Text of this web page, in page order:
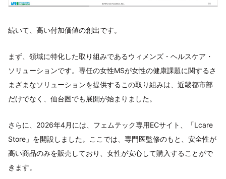
続いて、高い付加価値の創出です。
まず、領域に特化した取り組みであるウィメンズ・ヘルスケア・
ソリューションです。専任の女性MSが女性の健康課題に関するさ
まざまなソリューションを提供するこの取り組みは、近畿都市部
だけでなく、仙台圏でも展開が始まりました。
さらに、2026年4月には、フェムテック専用ECサイト、「Lcare
Store」を開設しました。ここでは、専門医監修のもと、安全性が
高い商品のみを販売しており、女性が安心して購入することがで
きます。